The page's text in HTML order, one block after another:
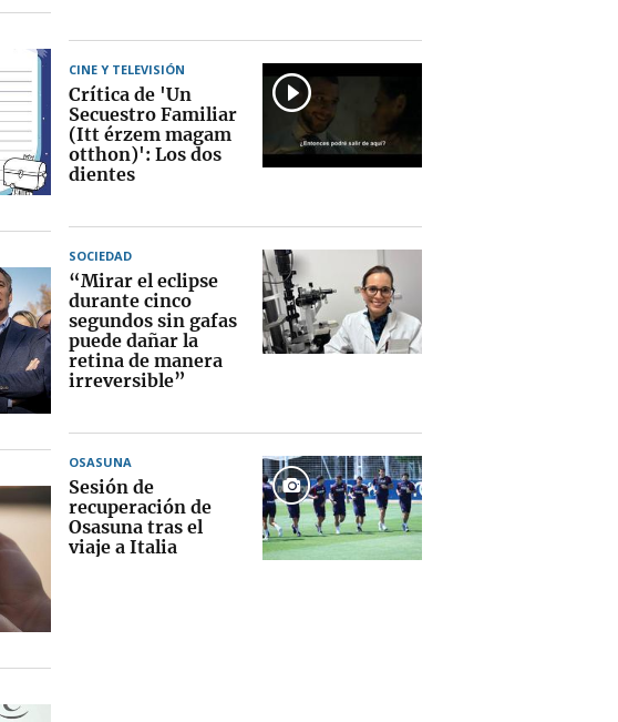
CINE Y TELEVISIÓN
Crítica de 'Un
Secuestro Familiar
(Itt érzem magam
otthon)': Los dos
dientes
SOCIEDAD
“Mirar el eclipse
durante cinco
segundos sin gafas
puede dañar la
retina de manera
irreversible”
OSASUNA
Sesión de
recuperación de
Osasuna tras el
viaje a Italia